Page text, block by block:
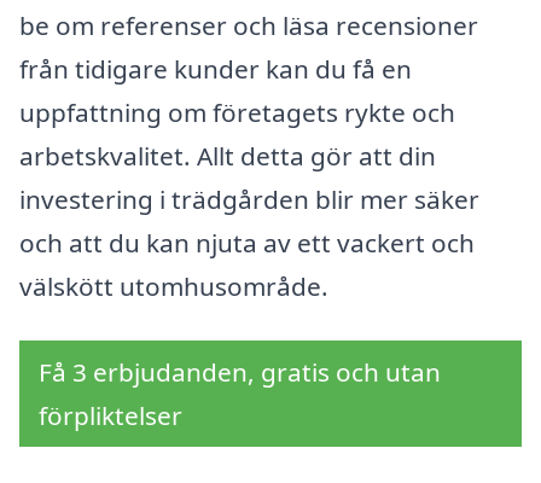
be om referenser och läsa recensioner
från tidigare kunder kan du få en
uppfattning om företagets rykte och
arbetskvalitet. Allt detta gör att din
investering i trädgården blir mer säker
och att du kan njuta av ett vackert och
välskött utomhusområde.
Få 3 erbjudanden, gratis och utan
förpliktelser